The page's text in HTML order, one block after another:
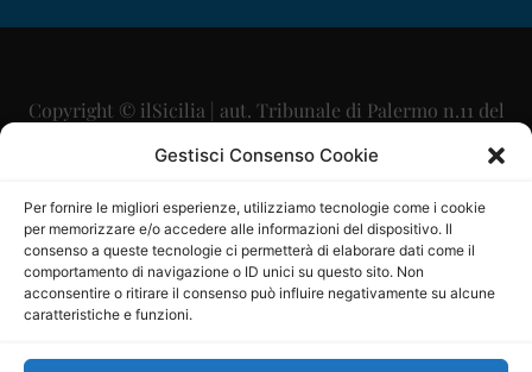
Gestisci Consenso Cookie
Per fornire le migliori esperienze, utilizziamo tecnologie come i cookie
per memorizzare e/o accedere alle informazioni del dispositivo. Il
consenso a queste tecnologie ci permetterà di elaborare dati come il
comportamento di navigazione o ID unici su questo sito. Non
acconsentire o ritirare il consenso può influire negativamente su alcune
caratteristiche e funzioni.
Copyright © ilSicilia | aut. Tribunale di Palermo n.11 del
29/09/2015
Direttore Editoriale: Maurizio Scaglione
Direttore Responsabile: Maria Calabrese